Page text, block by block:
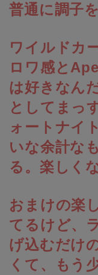
普通に調子
ワイルドカ
ロワ感と
は好きなん
としてまっ
ォートナイ
いな余計な
る。楽しく
おまけの楽
てるけど、
げ込むだけ
くて、もう